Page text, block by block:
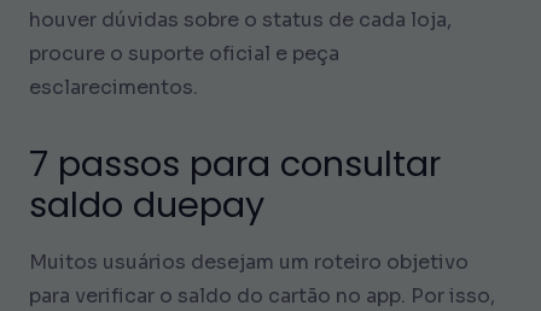
houver dúvidas sobre o status de cada loja,
procure o suporte oficial e peça
esclarecimentos.
7 passos para consultar
saldo duepay
Muitos usuários desejam um roteiro objetivo
para verificar o saldo do cartão no app. Por isso,